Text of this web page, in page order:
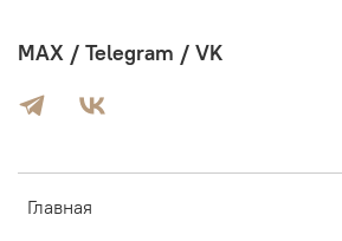
Главная
MAX / Telegram / VK